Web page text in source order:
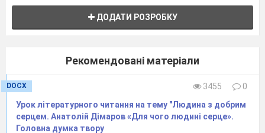
ДОДАТИ РОЗРОБКУ
Рекомендовані матеріали
DOCX 3455
0
Урок літературного читання на тему "Людина з добрим
серцем. Анатолій Дімаров «Для чого людині серце».
Головна думка твору